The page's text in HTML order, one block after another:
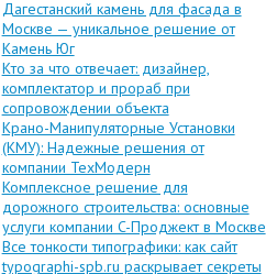
Дагестанский камень для фасада в
Москве — уникальное решение от
Камень Юг
Кто за что отвечает: дизайнер,
комплектатор и прораб при
сопровождении объекта
Крано-Манипуляторные Установки
(КМУ): Надежные решения от
компании ТехМодерн
Комплексное решение для
дорожного строительства: основные
услуги компании C-Проджект в Москве
Все тонкости типографики: как сайт
typographi-spb.ru раскрывает секреты